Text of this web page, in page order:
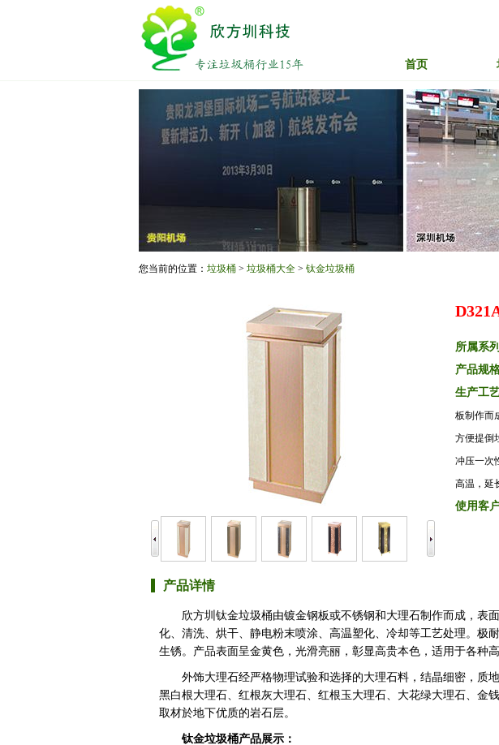
首页
您当前的位置： 垃圾桶 > 垃圾桶大全 > 钛金垃圾桶
所属系
产品规
生产工
板制作而
方便提倒
冲压一次
高温，延
使用客
产品详情
欣方圳钛金垃圾桶由镀金钢板或不锈钢和大理石制作而成，表
化、清洗、烘干、静电粉末喷涂、高温塑化、冷却等工艺处理。极
生锈。产品表面呈金黄色，光滑亮丽，彰显高贵本色，适用于各种高
外饰大理石经严格物理试验和选择的大理石料，结晶细密，质
黑白根大理石、红根灰大理石、红根玉大理石、大花绿大理石、金
取材於地下优质的岩石层。
钛金垃圾桶产品展示：